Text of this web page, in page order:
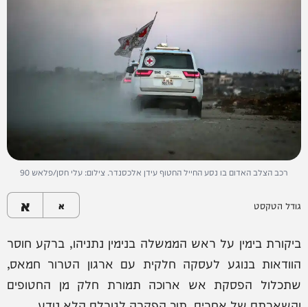
רכב הצלב האדום בו נסע החייל החטוף עידן אלכסנדר. צילום: עלי חסן/פלאש 90
גודל הטקסט א א
ביקורת בימין על ראש הממשלה בנימין נתניהו, ברקע חוסר
הוודאות בנוגע לעסקה חלקית עם ארגון הטרור חמאס,
שתכלול הפסקת אש ארוכה תמורת חלק מן החטופים